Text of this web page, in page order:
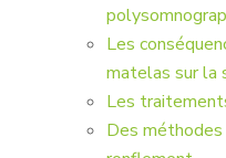
Les
matelas sur la
Les
Des